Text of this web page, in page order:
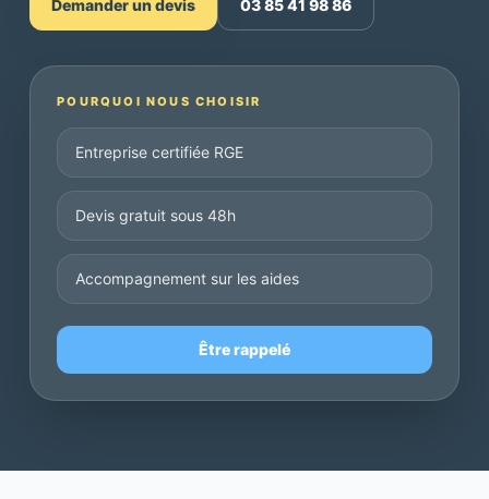
Demander un devis 03 85 41 98 86
POURQUOI NOUS CHOISIR
Entreprise certifiée RGE
Devis gratuit sous 48h
Accompagnement sur les aides
Être rappelé